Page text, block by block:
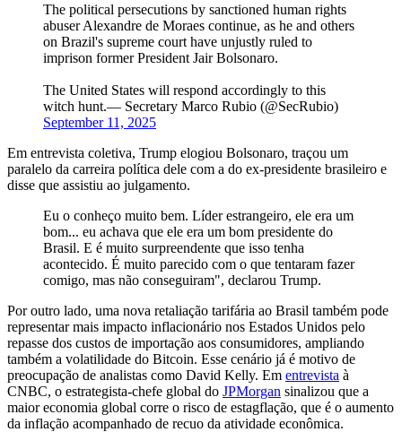
The political persecutions by sanctioned human rights
abuser Alexandre de Moraes continue, as he and others
on Brazil's supreme court have unjustly ruled to
imprison former President Jair Bolsonaro.
The United States will respond accordingly to this
witch hunt.— Secretary Marco Rubio (@SecRubio)
September 11, 2025
Em entrevista coletiva, Trump elogiou Bolsonaro, traçou um
paralelo da carreira política dele com a do ex-presidente brasileiro e
disse que assistiu ao julgamento.
Eu o conheço muito bem. Líder estrangeiro, ele era um
bom... eu achava que ele era um bom presidente do
Brasil. E é muito surpreendente que isso tenha
acontecido. É muito parecido com o que tentaram fazer
comigo, mas não conseguiram", declarou Trump.
Por outro lado, uma nova retaliação tarifária ao Brasil também pode
representar mais impacto inflacionário nos Estados Unidos pelo
repasse dos custos de importação aos consumidores, ampliando
também a volatilidade do Bitcoin. Esse cenário já é motivo de
preocupação de analistas como David Kelly. Em entrevista à
CNBC, o estrategista-chefe global do JPMorgan sinalizou que a
maior economia global corre o risco de estagflação, que é o aumento
da inflação acompanhado de recuo da atividade econômica.